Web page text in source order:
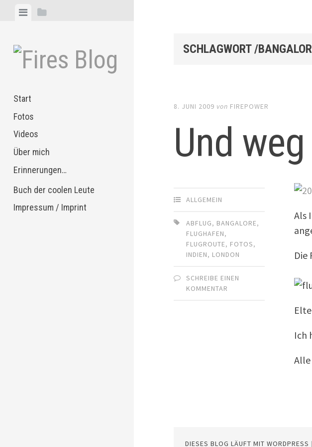
MenüSeitenleiste
Start
Fotos
Videos
Über mich
Erinnerungen…
Buch der coolen Leute
Impressum / Imprint
SCHLAGWORT /
8. JUNI 2009 von FIREPOWER
Und
ALLGEMEIN
ABFLUG, BANGALORE,
FLUGHAFEN,
FLUGROUTE, FOTOS,
INDIEN, LONDON
SCHREIBE EINEN
KOMMENTAR
Als
Die
Ich
DIESES BLOG LÄUFT MIT WORDPRESS